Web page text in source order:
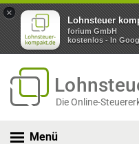
×
Lohnsteuer
forium GmbH
kostenlos - In
Die Online-
Menü